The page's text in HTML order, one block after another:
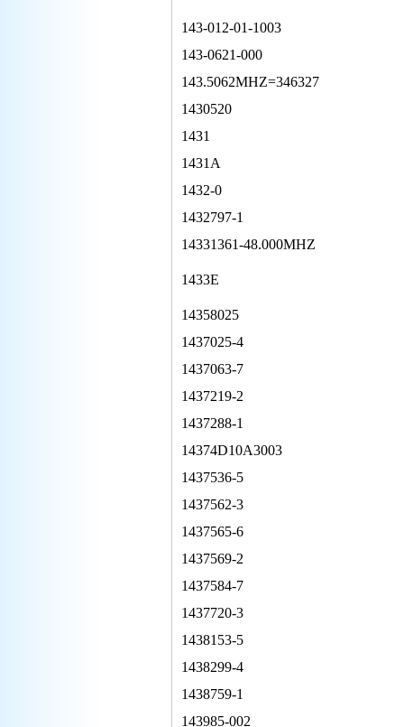
143-012-01-1003
143-0621-000
143.5062MHZ=346327
1430520
1431
1431A
1432-0
1432797-1
14331361-48.000MHZ
1433E
14358025
1437025-4
1437063-7
1437219-2
1437288-1
14374D10A3003
1437536-5
1437562-3
1437565-6
1437569-2
1437584-7
1437720-3
1438153-5
1438299-4
1438759-1
143985-002